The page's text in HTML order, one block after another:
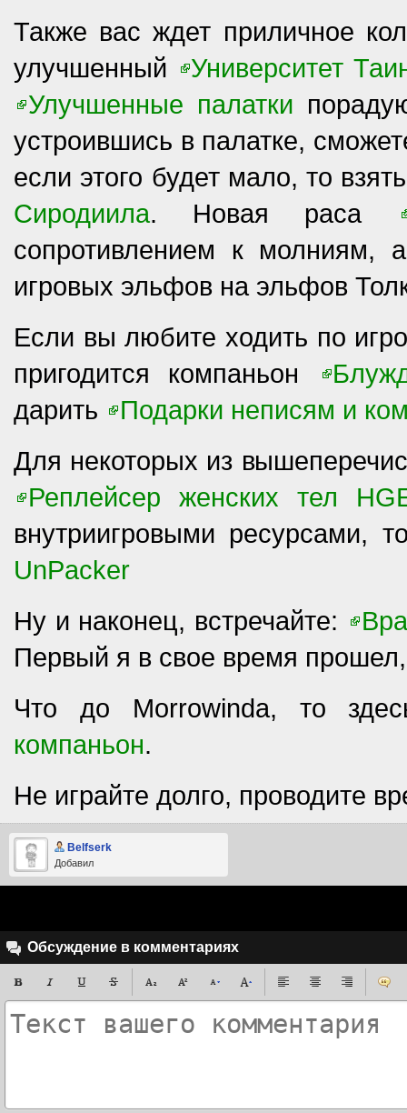
Также вас ждет приличное
улучшенный
Университет
Улучшенные палатки
устроившись в палатке,
если этого будет мало, то
Сиродиила. Новая раса
сопротивлением к
игровых эльфов на эльфов
Если вы любите ходить по
пригодится компаньон
дарить
Подарки неписям и
Для некоторых из
Реплейсер женских тел
внутриигровыми ресурсами,
UnPacker
Ну и наконец, встречайте:
Первый я в свое время
Что до Morrowinda, то
компаньон.
Не играйте долго, проводите
Belfserk
Добавил
Обсуждение в комментариях